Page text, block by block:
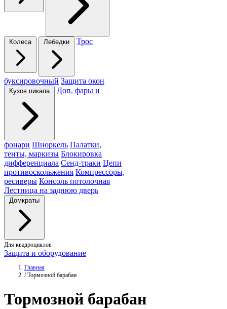
Колеса Лебедки Трос
буксировочный Защита окон
Кузов пикапа Доп. фары и
фонари Шноркель Палатки,
тенты, маркизы Блокировка
дифференциала Сенд-траки Цепи
противоскольжения Компрессоры,
ресиверы Консоль потолочная
Лестница на заднюю дверь
Домкраты
Для квадроциклов
Защита и оборудование
Главная
/ Тормозной барабан
Тормозной барабан